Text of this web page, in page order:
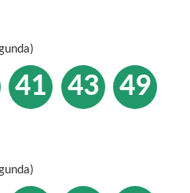
41 43 49